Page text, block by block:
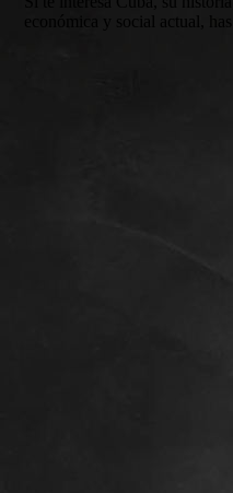
económica y social actual,